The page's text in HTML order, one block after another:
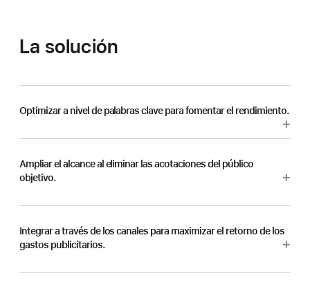
La solución
Optimizar a nivel de palabras clave para fomentar el rendimiento.
Ampliar el alcance al eliminar las acotaciones del público
objetivo.
Integrar a través de los canales para maximizar el retorno de los
gastos publicitarios.